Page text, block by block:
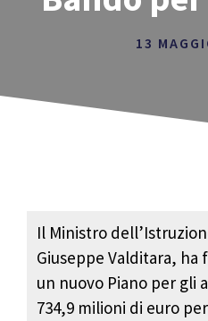
13
Il Ministro
Giuseppe Valditara, ha
un nuovo Piano per gli
734,9 milioni di euro